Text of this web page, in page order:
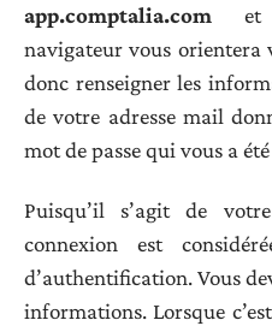
app.comptalia.com et
navigateur vous orientera
donc renseigner les
de votre adresse mail
mot de passe qui vous a
Puisqu’il s’agit de
connexion est
d’authentification. Vous
informations. Lorsque